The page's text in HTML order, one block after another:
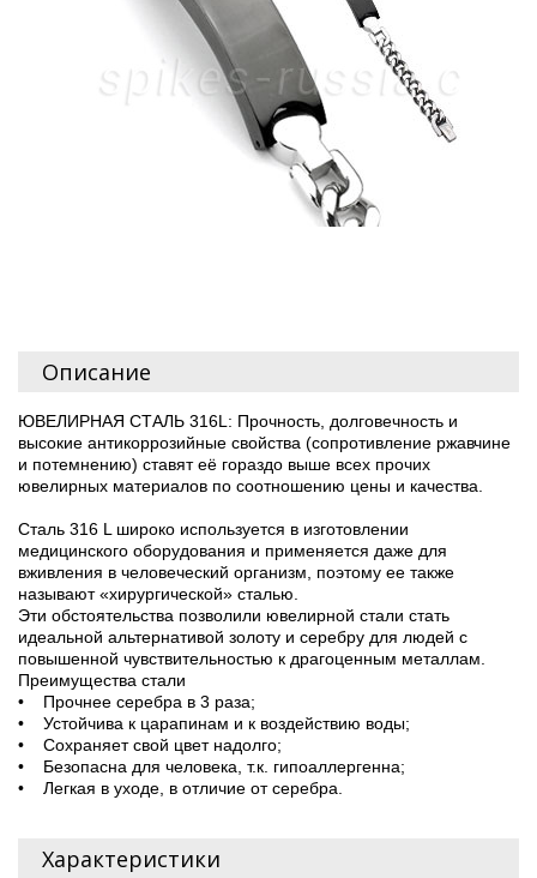
Описание
ЮВЕЛИРНАЯ СТАЛЬ 316L: Прочность, долговечность и
высокие антикоррозийные свойства (сопротивление ржавчине
и потемнению) ставят её гораздо выше всех прочих
ювелирных материалов по соотношению цены и качества.
Сталь 316 L широко используется в изготовлении
медицинского оборудования и применяется даже для
вживления в человеческий организм, поэтому ее также
называют «хирургической» сталью.
Эти обстоятельства позволили ювелирной стали стать
идеальной альтернативой золоту и серебру для людей с
повышенной чувствительностью к драгоценным металлам.
Преимущества стали
• Прочнее серебра в 3 раза;
• Устойчива к царапинам и к воздействию воды;
• Сохраняет свой цвет надолго;
• Безопасна для человека, т.к. гипоаллергенна;
• Легкая в уходе, в отличие от серебра.
Характеристики